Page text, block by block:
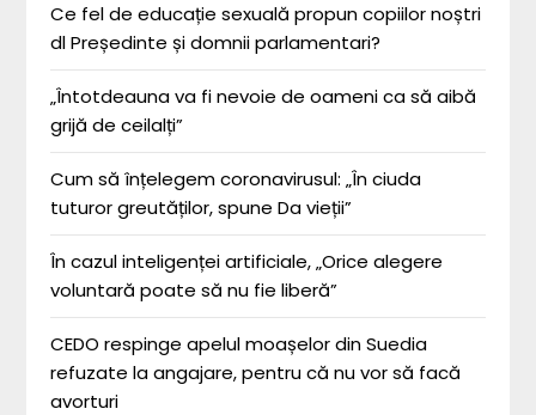
Ce fel de educație sexuală propun copiilor noștri
dl Președinte și domnii parlamentari?
„Întotdeauna va fi nevoie de oameni ca să aibă
grijă de ceilalți”
Cum să înțelegem coronavirusul: „În ciuda
tuturor greutăților, spune Da vieții”
În cazul inteligenței artificiale, „Orice alegere
voluntară poate să nu fie liberă”
CEDO respinge apelul moașelor din Suedia
refuzate la angajare, pentru că nu vor să facă
avorturi